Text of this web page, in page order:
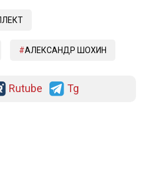
АЛЕКСАНДР ШОХИН
Rutube Tg